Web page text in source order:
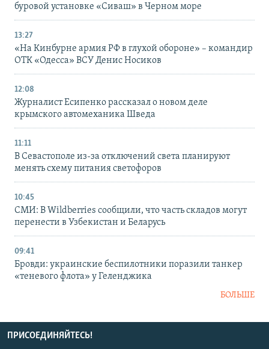
буровой установке «Сиваш» в Черном море
13:27
«На Кинбурне армия РФ в глухой обороне» – командир
ОТК «Одесса» ВСУ Денис Носиков
12:08
Журналист Есипенко рассказал о новом деле
крымского автомеханика Шведа
11:11
В Севастополе из-за отключений света планируют
менять схему питания светофоров
10:45
СМИ: В Wildberries сообщили, что часть складов могут
перенести в Узбекистан и Беларусь
09:41
Бровди: украинские беспилотники поразили танкер
«теневого флота» у Геленджика
БОЛЬШЕ
ПРИСОЕДИНЯЙТЕСЬ!